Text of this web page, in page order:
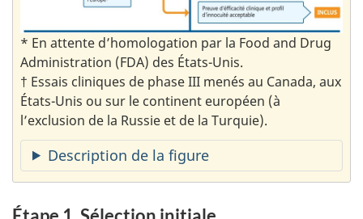
* En attente d’homologation par la Food and Drug
Administration (FDA) des États-Unis.
† Essais cliniques de phase III menés au Canada, aux
États-Unis ou sur le continent européen (à
l’exclusion de la Russie et de la Turquie).
Description de la figure